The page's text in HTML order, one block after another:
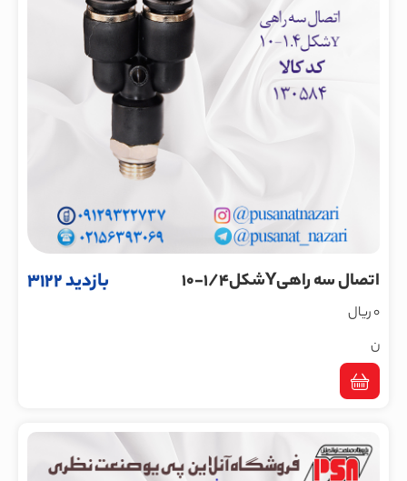
اتصال سه راهیYشکل1/4-10 بازدید 3122
0 ریال
ن